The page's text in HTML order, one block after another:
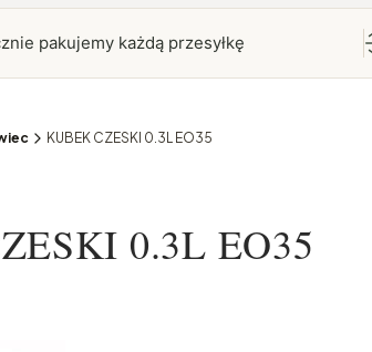
pakujemy każdą przesyłkę
KUBEK CZESKI 0.3L EO35
0.3L EO35